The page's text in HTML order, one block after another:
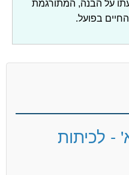
על הבנה, המתורגמת
בפועל.
- לכיתות